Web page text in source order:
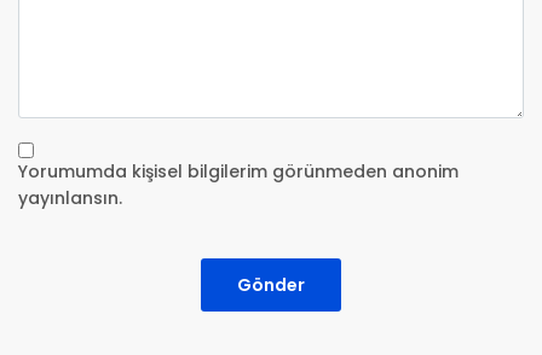
Yorumumda kişisel bilgilerim görünmeden anonim
yayınlansın.
Gönder